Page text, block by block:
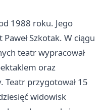
1988 roku. Jego
Szkotak. W ciągu
teatr wypracował
oraz
przygotował 15
widowisk